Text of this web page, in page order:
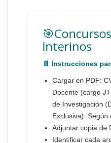
Interinos
📄 Instrucciones
Cargar en PDF:
Docente (cargo
de Investigación
Exclusiva). Según
Adjuntar copia de
Identificar cada